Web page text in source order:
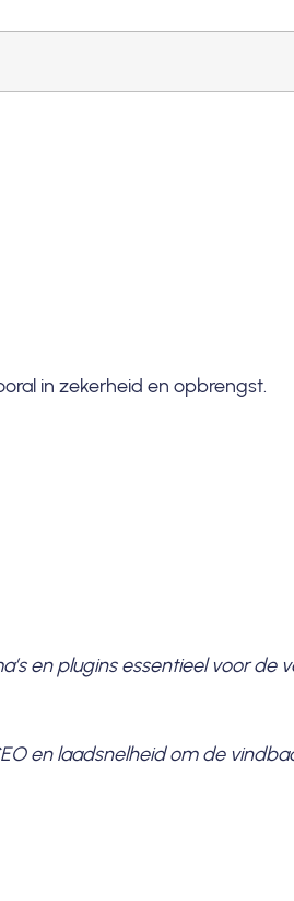
in zekerheid en opbrengst.
en plugins essentieel voor de
en laadsnelheid om de